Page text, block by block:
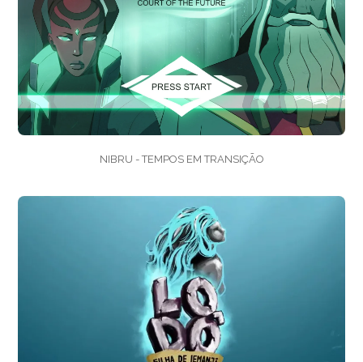
NIBRU - TEMPOS EM TRANSIÇÃO